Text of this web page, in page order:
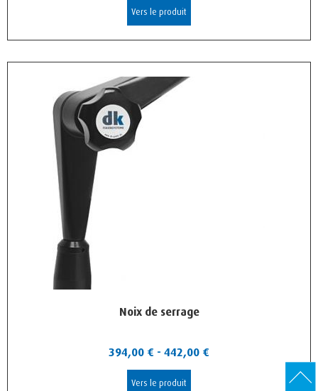
Vers le produit
Noix de serrage
394,00 € - 442,00 €
Vers le produit